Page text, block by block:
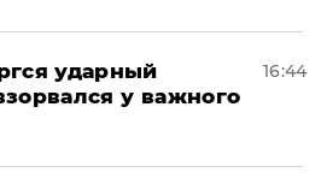
ударный
у важного
16:44